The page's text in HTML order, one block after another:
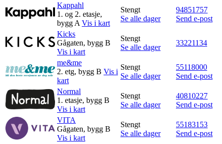
Søk
Åpningstider
Praktisk informasjon
Ledige stillinger
Magasin
Gavekort
Kappahl
1. og 2. etasje,
bygg A Vis i kart
Stengt
Se alle dager
94851757
Send e-post
Kicks
Gågaten, bygg B
Vis i kart
Stengt
Se alle dager
33221134
me&me
2. etg, bygg B Vis i
kart
Stengt
Se alle dager
55118000
Send e-post
Normal
1. etasje, bygg B
Vis i kart
Stengt
Se alle dager
40810227
Send e-post
VITA
Gågaten, bygg B
Vis i kart
Stengt
Se alle dager
55183153
Send e-post